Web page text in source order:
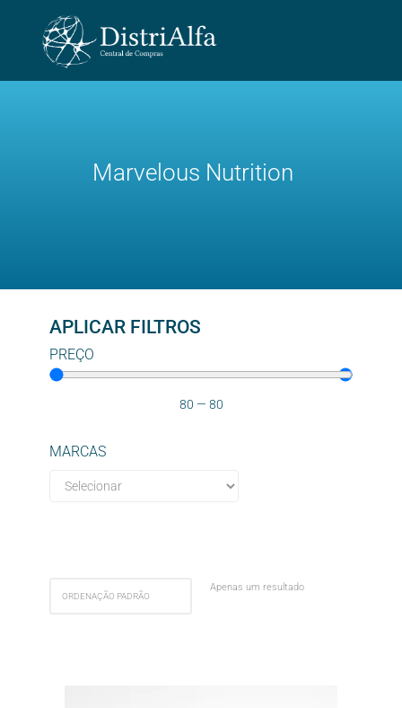
Marvelous Nutrition
APLICAR FILTROS
PREÇO
80 — 80
MARCAS
Apenas um resultado